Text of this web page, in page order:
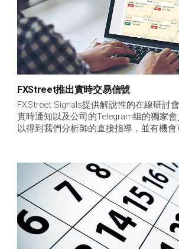
FXStreet推出實時交易信號
FXStreet Signals提供解說性的在線研討
實時通知以及公司的Telegram组的獨家
以得到我們分析師的直接指導，並有機會